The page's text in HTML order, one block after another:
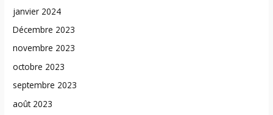
janvier 2024
Décembre 2023
novembre 2023
octobre 2023
septembre 2023
août 2023